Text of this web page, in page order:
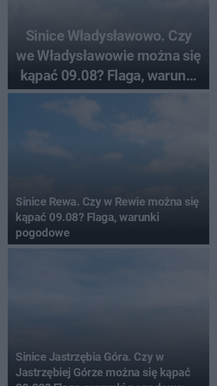
Sinice Władysławowo. Czy
we Władysławowie można się
kąpać 09.08? Flaga, warunki
pogodowe
Sinice Rewa. Czy w Rewie można się
kąpać 09.08? Flaga, warunki
pogodowe
Sinice Jastrzębia Góra. Czy w
Jastrzębiej Górze można się kąpać